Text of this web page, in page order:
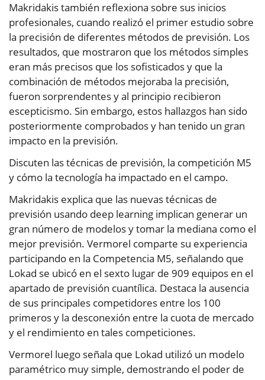
Makridakis también reflexiona sobre sus inicios
profesionales, cuando realizó el primer estudio sobre
la precisión de diferentes métodos de previsión. Los
resultados, que mostraron que los métodos simples
eran más precisos que los sofisticados y que la
combinación de métodos mejoraba la precisión,
fueron sorprendentes y al principio recibieron
escepticismo. Sin embargo, estos hallazgos han sido
posteriormente comprobados y han tenido un gran
impacto en la previsión.
Discuten las técnicas de previsión, la competición M5
y cómo la tecnología ha impactado en el campo.
Makridakis explica que las nuevas técnicas de
previsión usando deep learning implican generar un
gran número de modelos y tomar la mediana como el
mejor previsión. Vermorel comparte su experiencia
participando en la Competencia M5, señalando que
Lokad se ubicó en el sexto lugar de 909 equipos en el
apartado de previsión cuantílica. Destaca la ausencia
de sus principales competidores entre los 100
primeros y la desconexión entre la cuota de mercado
y el rendimiento en tales competiciones.
Vermorel luego señala que Lokad utilizó un modelo
paramétrico muy simple, demostrando el poder de